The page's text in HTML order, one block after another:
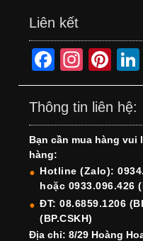
Liên kết
F
a
c
e
b
o
o
k
In
st
a
gr
a
m
Pi
nt
er
e
st
Thông tin liên hệ:
Bạn cần mua hàng
hàng:
Hotline (Zalo):
hoặc 0933.096.426
ĐT: 08.6859.1206
(BP.CSKH)
Địa chỉ: 8/29 Hoàng